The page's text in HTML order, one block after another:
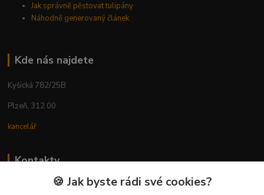
Jak správně pěstovat tulipány
Náhodně generovaný článek
Kde nás najdete
Kyšická 782/25B
Plzeň, 312 00
kancelář
Kontakty
Ing. Michal Vaněk
🍪 Jak byste rádi své cookies?